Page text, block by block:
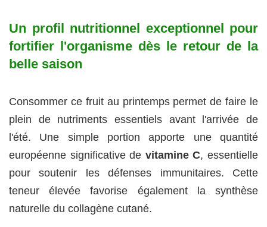
Un profil nutritionnel exceptionnel pour
fortifier l'organisme dès le retour de la
belle saison
Consommer ce fruit au printemps permet de faire le
plein de nutriments essentiels avant l'arrivée de
l'été. Une simple portion apporte une quantité
européenne significative de vitamine C, essentielle
pour soutenir les défenses immunitaires. Cette
teneur élevée favorise également la synthèse
naturelle du collagène cutané.